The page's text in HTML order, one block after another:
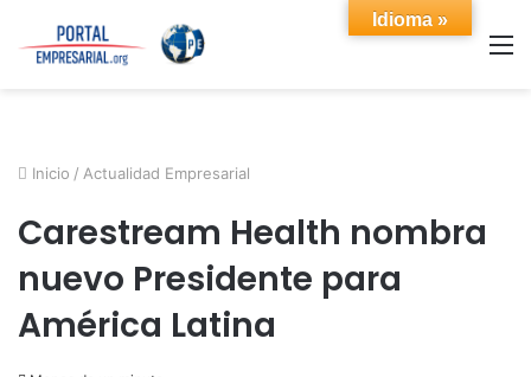
Inicio / Actualidad Empresarial
Carestream Health nombra
nuevo Presidente para
América Latina
Idioma »